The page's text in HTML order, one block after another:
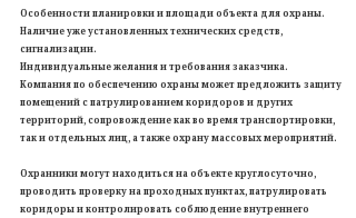
Особенности планировки и площади объекта для охраны.
Наличие уже установленных технических средств,
сигнализации.
Индивидуальные желания и требования заказчика.
Компания по обеспечению охраны может предложить защиту
помещений с патрулированием коридоров и других
территорий, сопровождение как во время транспортировки,
так и отдельных лиц, а также охрану массовых мероприятий.
Охранники могут находиться на объекте круглосуточно,
проводить проверку на проходных пунктах, патрулировать
коридоры и контролировать соблюдение внутреннего